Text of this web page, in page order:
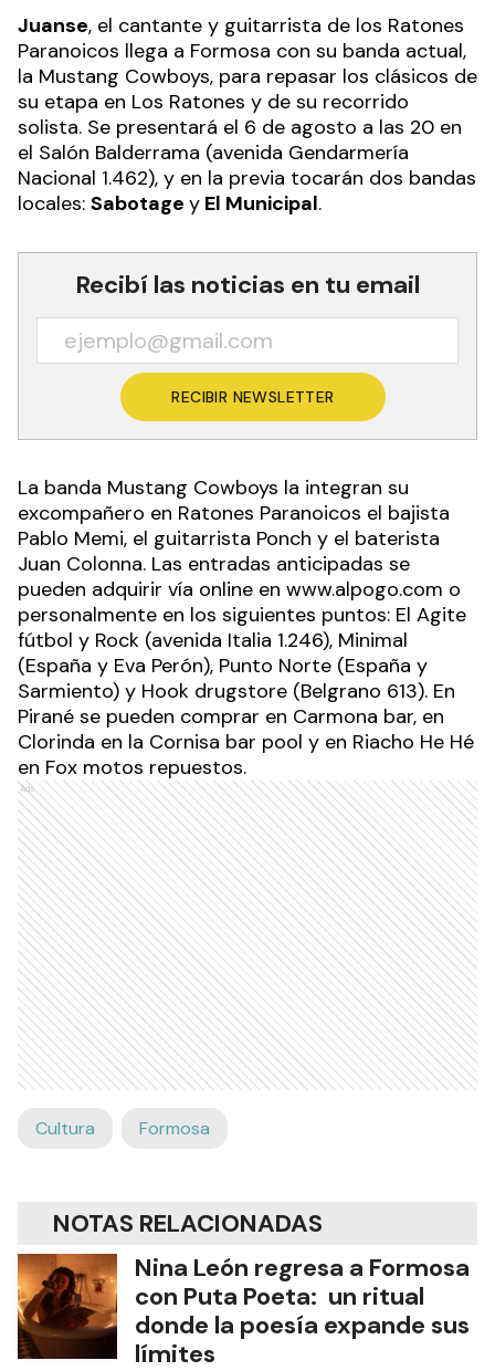
Juanse, el cantante y guitarrista de los Ratones
Paranoicos llega a Formosa con su banda actual,
la Mustang Cowboys, para repasar los clásicos de
su etapa en Los Ratones y de su recorrido
solista. Se presentará el 6 de agosto a las 20 en
el Salón Balderrama (avenida Gendarmería
Nacional 1.462), y en la previa tocarán dos bandas
locales: Sabotage y El Municipal.
Recibí las noticias en tu email
RECIBIR NEWSLETTER
La banda Mustang Cowboys la integran su
excompañero en Ratones Paranoicos el bajista
Pablo Memi, el guitarrista Ponch y el baterista
Juan Colonna. Las entradas anticipadas se
pueden adquirir vía online en www.alpogo.com o
personalmente en los siguientes puntos: El Agite
fútbol y Rock (avenida Italia 1.246), Minimal
(España y Eva Perón), Punto Norte (España y
Sarmiento) y Hook drugstore (Belgrano 613). En
Pirané se pueden comprar en Carmona bar, en
Clorinda en la Cornisa bar pool y en Riacho He Hé
en Fox motos repuestos.
Ads
Cultura Formosa
NOTAS RELACIONADAS
Nina León regresa a Formosa
con Puta Poeta: un ritual
donde la poesía expande sus
límites